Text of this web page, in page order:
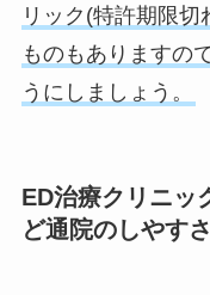
リック(特許期限
ものもありますの
うにしましょう。
ED治療クリニ
ど通院のしやすさ